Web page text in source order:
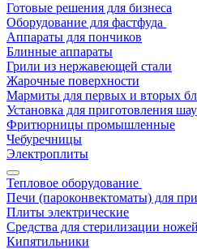
Готовые решения для бизнеса
Оборудование для фастфуда
Аппараты для пончиков
Блинные аппараты
Грили из нержавеющей стали
Жарочные поверхности
Мармиты для первых и вторых
Установка для приготовления
Фритюрницы промышленные
Чебуречницы
Электроплиты
Тепловое оборудование
Печи (пароконвектоматы) для
Плиты электрические
Средства для стерилизации ножей
Кипятильники